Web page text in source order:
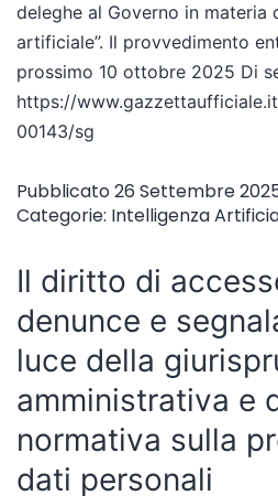
deleghe al Governo in materia
artificiale”. Il provvedimento
prossimo 10 ottobre 2025 Di
https://
00143/sg
Pubblicato26 Settembre
Categorie: Intelligenza
Il diritto di
denunce e
luce della
amministrativa e
normativa sulla
dati personali